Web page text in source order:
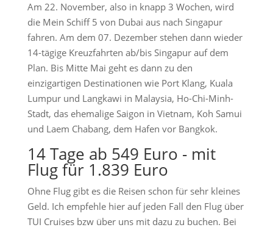
Am 22. November, also in knapp 3 Wochen, wird
die Mein Schiff 5 von Dubai aus nach Singapur
fahren. Am dem 07. Dezember stehen dann wieder
14-tägige Kreuzfahrten ab/bis Singapur auf dem
Plan. Bis Mitte Mai geht es dann zu den
einzigartigen Destinationen wie Port Klang, Kuala
Lumpur und Langkawi in Malaysia, Ho-Chi-Minh-
Stadt, das ehemalige Saigon in Vietnam, Koh Samui
und Laem Chabang, dem Hafen vor Bangkok.
14 Tage ab 549 Euro - mit
Flug für 1.839 Euro
Ohne Flug gibt es die Reisen schon für sehr kleines
Geld. Ich empfehle hier auf jeden Fall den Flug über
TUI Cruises bzw über uns mit dazu zu buchen. Bei